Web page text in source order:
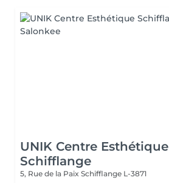
UNIK Centre Esthétique
Schifflange
5, Rue de la Paix Schifflange L-3871